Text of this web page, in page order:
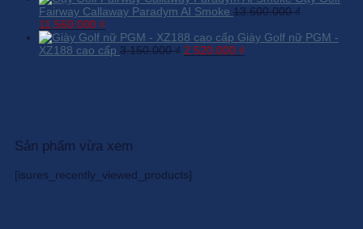
985.000 ₫.
là:
tại
750.000 ₫.
Fairway Callaway Paradym AI Smoke 13.600.000₫
Giá
gốc
là:
11.560.000 ₫
hiện
tại
Giày Golf nữ PGM -
XZ188 cao cấp 3.150.000₫ Giá
2.520.000 ₫
Sản phẩm vừa xem
[isures_recently_viewed_products]